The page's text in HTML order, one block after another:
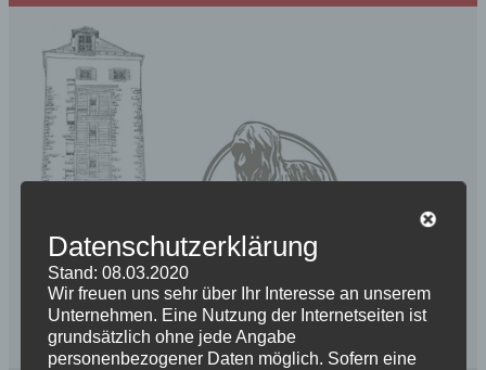
Datenschutzerklärung
Stand: 08.03.2020
Wir freuen uns sehr über Ihr Interesse an unserem
Unternehmen. Eine Nutzung der Internetseiten ist
grundsätzlich ohne jede Angabe
personenbezogener Daten möglich. Sofern eine